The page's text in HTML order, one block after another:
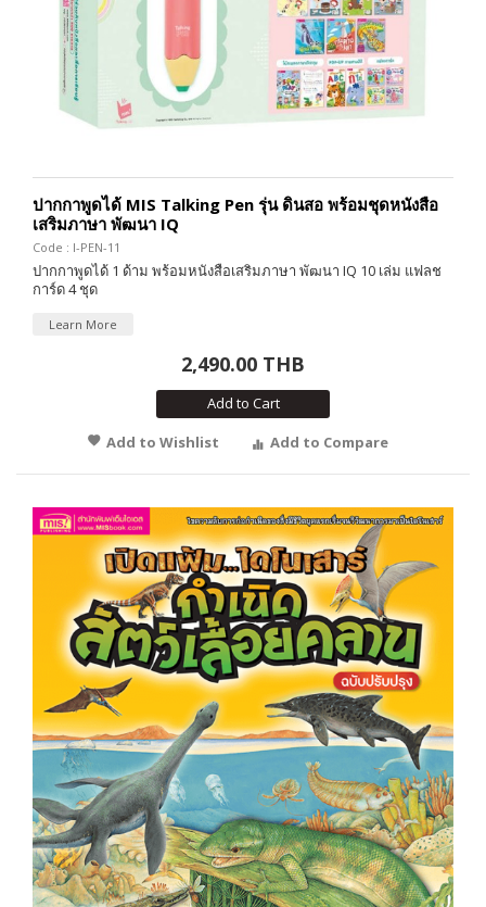
ปากกาพูดได้ MIS Talking Pen รุ่น ดินสอ พร้อมชุดหนังสือ
เสริมภาษา พัฒนา IQ
Code : I-PEN-11
ปากกาพูดได้ 1 ด้าม พร้อมหนังสือเสริมภาษา พัฒนา IQ 10 เล่ม แฟลช
การ์ด 4 ชุด
Learn More
2,490.00 THB
Add to Cart
Add to Wishlist
Add to Compare